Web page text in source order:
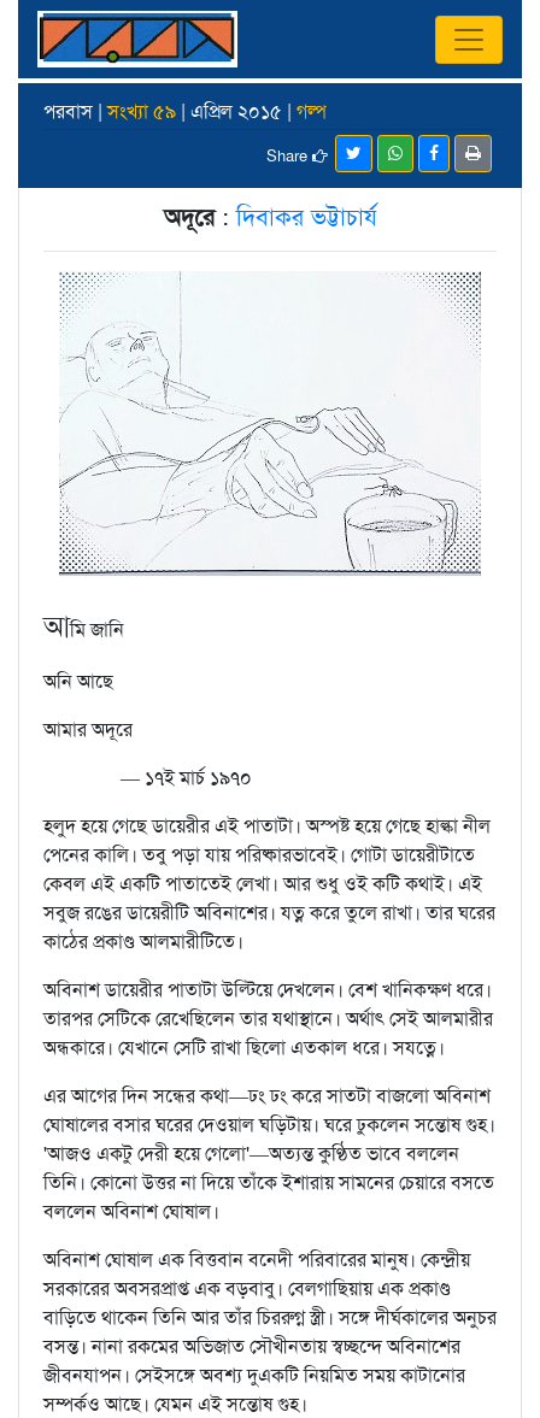
পরবাস |সংখ্যা ৫৯ | এপ্রিল ২০১৫ | গল্প
Share
অদূরে:দিবাকর ভট্টাচার্য
আমি জানি
অনি আছে
আমার অদূরে
— ১৭ই মার্চ ১৯৭০
হলুদ হয়ে গেছে ডায়েরীর এই পাতাটা। অস্পষ্ট হয়ে গেছে হাল্কা নীল
পেনের কালি। তবু পড়া যায় পরিষ্কারভাবেই। গোটা ডায়েরীটাতে
কেবল এই একটি পাতাতেই লেখা। আর শুধু ওই কটি কথাই। এই
সবুজ রঙের ডায়েরীটি অবিনাশের। যত্ন করে তুলে রাখা। তার ঘরের
কাঠের প্রকাণ্ড আলমারীটিতে।
অবিনাশ ডায়েরীর পাতাটা উল্টিয়ে দেখলেন। বেশ খানিকক্ষণ ধরে।
তারপর সেটিকে রেখেছিলেন তার যথাস্থানে। অর্থাৎ সেই আলমারীর
অন্ধকারে। যেখানে সেটি রাখা ছিলো এতকাল ধরে। সযত্নে।
এর আগের দিন সন্ধের কথা—ঢং ঢং করে সাতটা বাজলো অবিনাশ
ঘোষালের বসার ঘরের দেওয়াল ঘড়িটায়। ঘরে ঢুকলেন সন্তোষ গুহ।
'আজও একটু দেরী হয়ে গেলো'—অত্যন্ত কুণ্ঠিত ভাবে বললেন
তিনি। কোনো উত্তর না দিয়ে তাঁকে ইশারায় সামনের চেয়ারে বসতে
বললেন অবিনাশ ঘোষাল।
অবিনাশ ঘোষাল এক বিত্তবান বনেদী পরিবারের মানুষ। কেন্দ্রীয়
সরকারের অবসরপ্রাপ্ত এক বড়বাবু। বেলগাছিয়ায় এক প্রকাণ্ড
বাড়িতে থাকেন তিনি আর তাঁর চিররুগ্ন স্ত্রী। সঙ্গে দীর্ঘকালের অনুচর
বসন্ত। নানা রকমের অভিজাত সৌখীনতায় স্বচ্ছন্দে অবিনাশের
জীবনযাপন। সেইসঙ্গে অবশ্য দুএকটি নিয়মিত সময় কাটানোর
সম্পর্কও আছে। যেমন এই সন্তোষ গুহ।